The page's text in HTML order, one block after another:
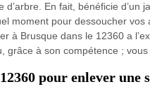
En fait, bénéficie d’un
moment pour dessoucher
à Brusque dans le 12360 a
grâce à son compétence ;
pour enlever une